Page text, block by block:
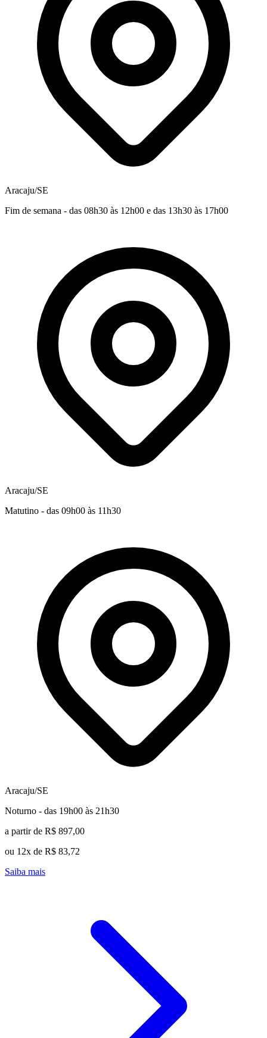
Aracaju/SE
Fim de semana - das 08h30 às 12h00 e das 13h30 às 17h00
Aracaju/SE
Matutino - das 09h00 às 11h30
Aracaju/SE
Noturno - das 19h00 às 21h30
a partir de R$ 897,00
ou 12x de R$ 83,72
Saiba mais